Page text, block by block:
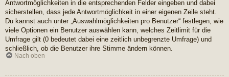
Antwortmöglichkeiten in die entsprechenden Felder eingeben und dabei
sicherstellen, dass jede Antwortmöglichkeit in einer eigenen Zeile steht.
Du kannst auch unter „Auswahlmöglichkeiten pro Benutzer“ festlegen, wie
viele Optionen ein Benutzer auswählen kann, welches Zeitlimit für die
Umfrage gilt (0 bedeutet dabei eine zeitlich unbegrenzte Umfrage) und
schließlich, ob die Benutzer ihre Stimme ändern können.
Nach oben